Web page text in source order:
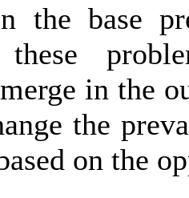
the base
in the
the
on the